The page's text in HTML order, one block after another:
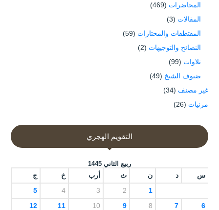
المحاضرات (469)
المقالات (3)
المقتطفات والمختارات (59)
النصائح والتوجيهات (2)
تلاوات (99)
ضيوف الشيخ (49)
غير مصنف (34)
مرئيات (26)
التقويم الهجري
ربيع الثاني 1445
س د ن ث أرب خ ج
1
2
3
4
5
6
7
8
9
10
11
12